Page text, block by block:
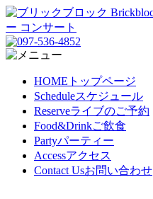
HOME トップページ
Scheduleスケジュール
Reserveライブのご予約
Food&Drinkご飲食
Partyパーティー
Accessアクセス
Contact Usお問い合わせ